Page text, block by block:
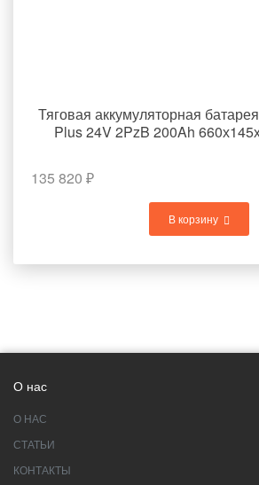
Тяговая аккумуляторная
Plus 24V 2PzB 200Ah
135 820 ₽
В корзину
О нас
О НАС
СТАТЬИ
КОНТАКТЫ